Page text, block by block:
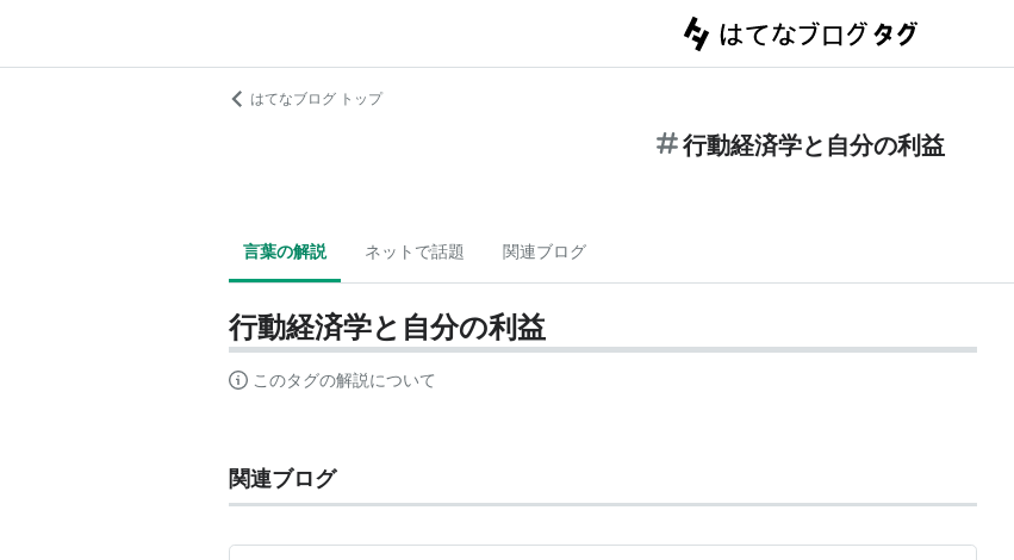
はてなブログ トップ
行動経済学と自分の利益
言葉の解説 ネットで話題 関連ブログ
行動経済学と自分の利益
このタグの解説について
関連ブログ